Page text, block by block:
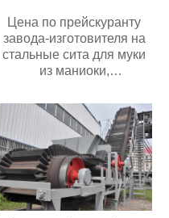
Цена по прейскуранту
завода-изготовителя на
стальные сита для муки
из маниоки,
промышленности и
сельском хозяйстве;
роторное вибрационное
сито